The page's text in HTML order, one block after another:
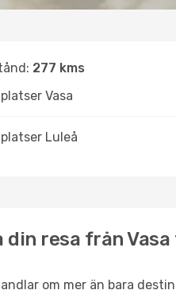
277 kms
Vasa
Luleå
din resa från
om mer än bara